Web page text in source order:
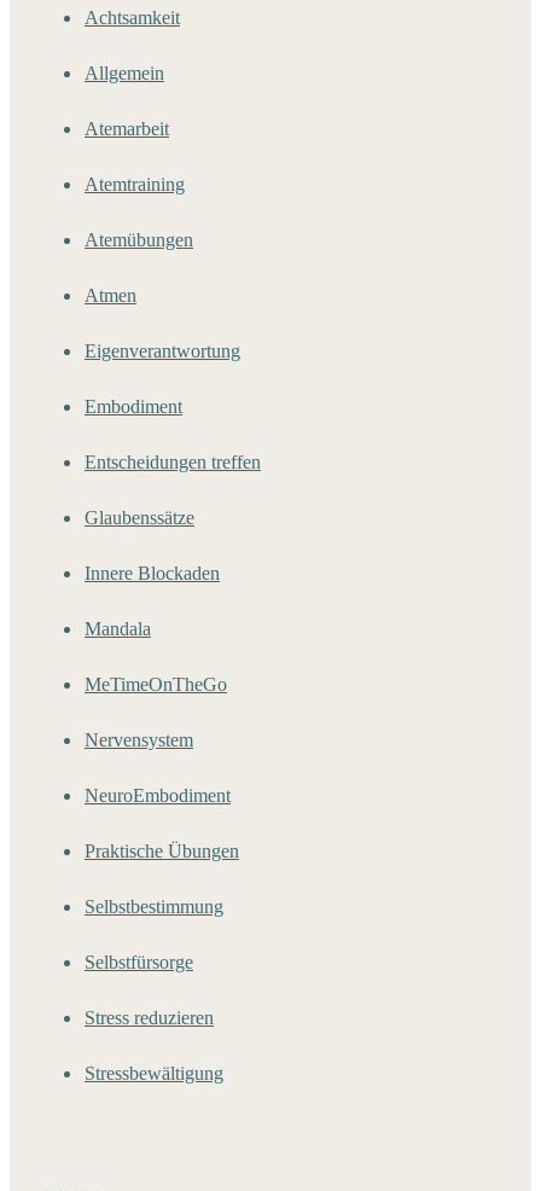
Achtsamkeit
Allgemein
Atemarbeit
Atemtraining
Atemübungen
Atmen
Eigenverantwortung
Embodiment
Entscheidungen treffen
Glaubenssätze
Innere Blockaden
Mandala
MeTimeOnTheGo
Nervensystem
NeuroEmbodiment
Praktische Übungen
Selbstbestimmung
Selbstfürsorge
Stress reduzieren
Stressbewältigung